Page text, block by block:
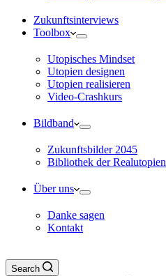
Zukunftsinterviews
Toolbox
Utopisches Mindset
Utopien designen
Utopien realisieren
Video-Crashkurs
Bildband
Zukunftsbilder 2045
Bibliothek der Realutopien
Über uns
Danke sagen
Kontakt
Search